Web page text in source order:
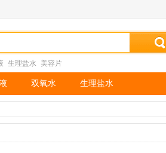
生理盐水 美容片
双氧水 生理盐水